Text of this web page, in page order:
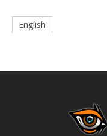
English